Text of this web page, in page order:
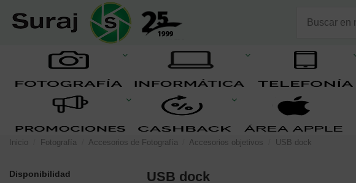
Inicio Fotografía Accesorios de Fotografía Accesorios objetivos USB dock
USB dock
Disponibilidad